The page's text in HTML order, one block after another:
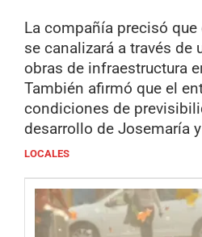
La compañía precisó
se canalizará a través de
obras de infraestructura
También afirmó que el
condiciones de
desarrollo de Josemaría
LOCALES